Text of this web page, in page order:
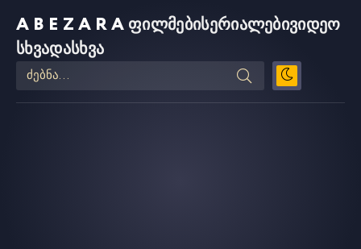
ABEZARA ფილმებისერიალებივიდეო
სხვადასხვა